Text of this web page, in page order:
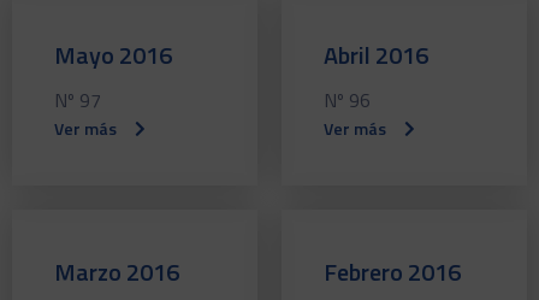
Mayo 2016
Nº 97
Ver más
Abril 2016
Nº 96
Ver más
Marzo 2016 Febrero 2016